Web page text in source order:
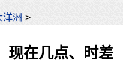
洋洲 >
现在几点、时差